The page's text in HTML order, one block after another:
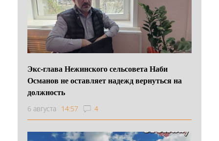
Экс-глава Нежинского сельсовета Наби
Османов не оставляет надежд вернуться на
должность
6 августа 14:57 4